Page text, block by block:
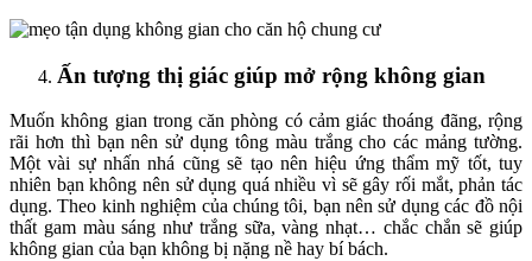
Ấn tượng thị giác giúp mở rộng không gian
Muốn không gian trong căn phòng có cảm giác thoáng đãng, rộng
rãi hơn thì bạn nên sử dụng tông màu trắng cho các mảng tường.
Một vài sự nhấn nhá cũng sẽ tạo nên hiệu ứng thẩm mỹ tốt, tuy
nhiên bạn không nên sử dụng quá nhiều vì sẽ gây rối mắt, phản tác
dụng. Theo kinh nghiệm của chúng tôi, bạn nên sử dụng các đồ nội
thất gam màu sáng như trắng sữa, vàng nhạt… chắc chắn sẽ giúp
không gian của bạn không bị nặng nề hay bí bách.